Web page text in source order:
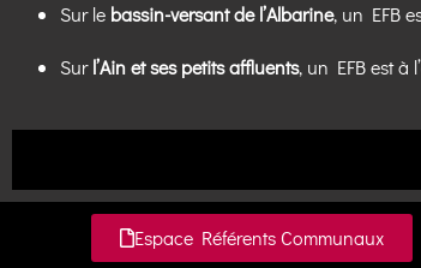
Sur le bassin-versant de l’Albarine, un EFB
Surl’Ain et ses petits affluents, un EFB est à
Espace Référents Communaux